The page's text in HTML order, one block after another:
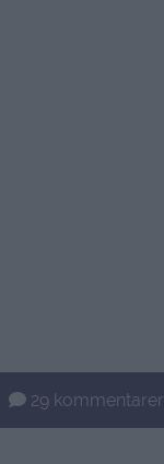
29 kommentarer